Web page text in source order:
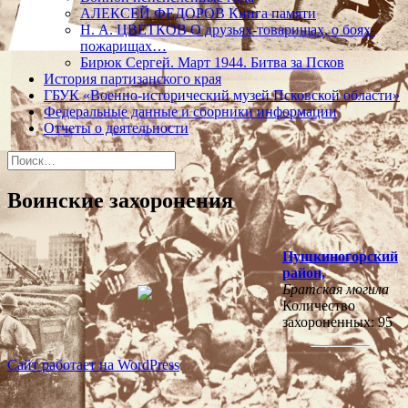
АЛЕКСЕЙ ФЕДОРОВ Книга памяти
Н. А. ЦВЕТКОВ О друзьях-товарищах, о боях-
пожарищах…
Бирюк Сергей. Март 1944. Битва за Псков
История партизанского края
ГБУК «Военно-исторический музей Псковской области»
Федеральные данные и сборники информации
Отчеты о деятельности
Найти:
Воинские захоронения
Пушкиногорский
район,
Братская могила
Количество
захороненных: 95
Сайт работает на WordPress